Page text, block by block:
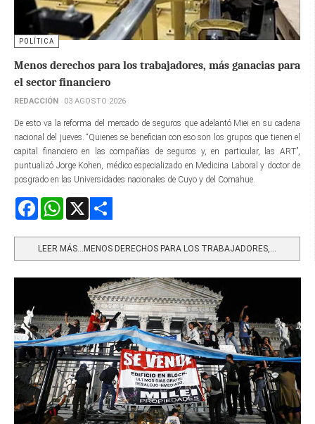
POLÍTICA
Menos derechos para los trabajadores, más ganacias para
el sector financiero
REDACCIÓN 03 AGOSTO 2026
De esto va la reforma del mercado de seguros que adelantó Miei en su cadena
nacional del jueves. “Quienes se benefician con eso son los grupos que tienen el
capital financiero en las compañías de seguros y, en particular, las ART”,
puntualizó Jorge Kohen, médico especializado en Medicina Laboral y doctor de
posgrado en las Universidades nacionales de Cuyo y del Comahue.
FacebookWhatsApp
LEER MÁS…MENOS DERECHOS PARA LOS TRABAJADORES,...